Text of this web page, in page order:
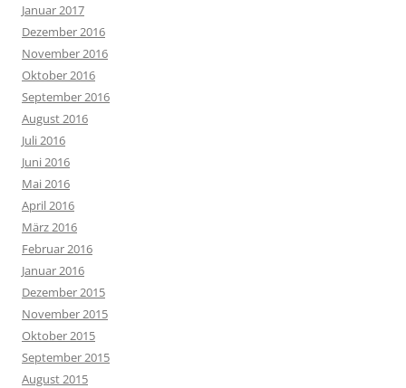
Januar 2017
Dezember 2016
November 2016
Oktober 2016
September 2016
August 2016
Juli 2016
Juni 2016
Mai 2016
April 2016
März 2016
Februar 2016
Januar 2016
Dezember 2015
November 2015
Oktober 2015
September 2015
August 2015